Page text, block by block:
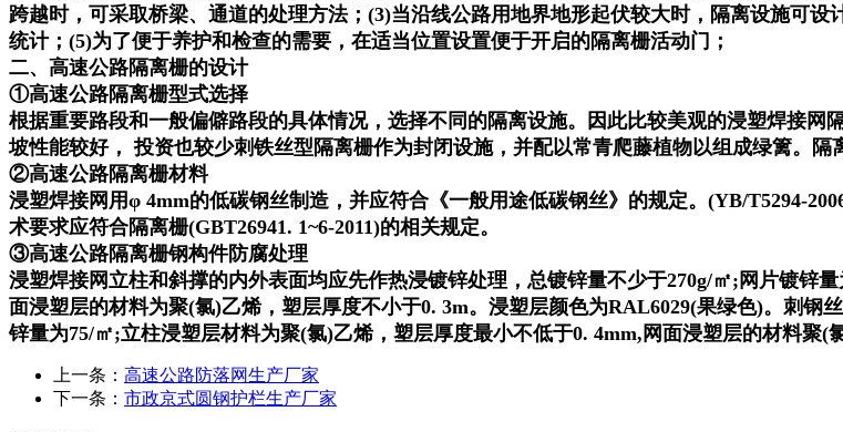
跨越时，可采取桥梁、通道的处理方法；(3)当沿线公路用地界地形起伏较大时，隔离设施可
统计；(5)为了便于养护和检查的需要，在适当位置设置便于开启的隔离栅活动门；
二、高速公路隔离栅的设计
①高速公路隔离栅型式选择
根据重要路段和一般偏僻路段的具体情况，选择不同的隔离设施。因此比较美观的浸塑焊接
坡性能较好， 投资也较少刺铁丝型隔离栅作为封闭设施，并配以常青爬藤植物以组成绿篱。隔
②高速公路隔离栅材料
浸塑焊接网用φ 4mm的低碳钢丝制造，并应符合《一般用途低碳钢丝》的规定。(YB/T5294-
术要求应符合隔离栅(GBT26941. 1~6-2011)的相关规定。
③高速公路隔离栅钢构件防腐处理
浸塑焊接网立柱和斜撑的内外表面均应先作热浸镀锌处理，总镀锌量不少于270g/㎡;网片镀锌
面浸塑层的材料为聚(氯)乙烯，塑层厚度不小于0. 3m。浸塑层颜色为RAL6029(果绿色)。刺钢
锌量为75/㎡;立柱浸塑层材料为聚(氯)乙烯，塑层厚度最小不低于0. 4mm,网面浸塑层的材料聚(
上一条： 高速公路防落网生产厂家
下一条： 市政京式圆钢护栏生产厂家